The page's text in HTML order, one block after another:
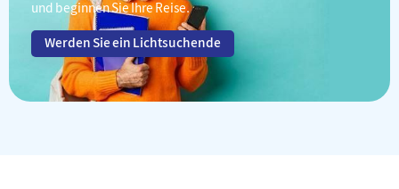
und beginnen Sie Ihre Reise.
Werden Sie ein Lichtsuchende